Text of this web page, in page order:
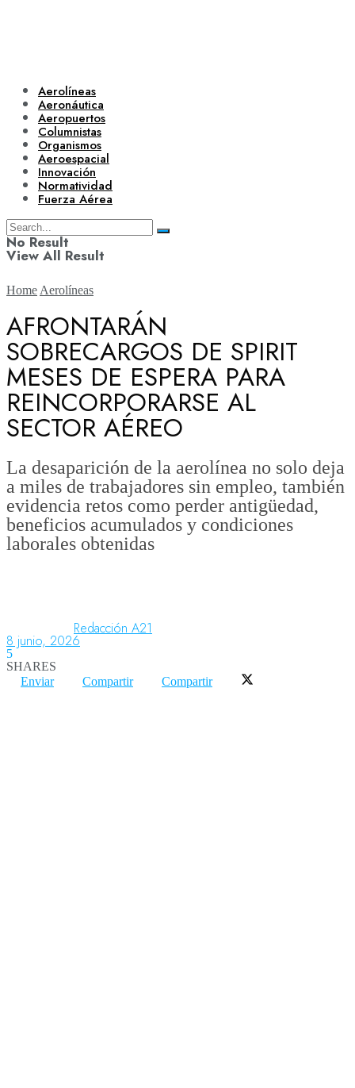
Aerolíneas
Aeronáutica
Aeropuertos
Columnistas
Organismos
Aeroespacial
Innovación
Normatividad
Fuerza Aérea
No Result
View All Result
Aerolíneas
Aeronáutica
Aeropuertos
Columnistas
Aeroespacial
Innovación
Home Aerolíneas
AFRONTARÁN
SOBRECARGOS DE SPIRIT
MESES DE ESPERA PARA
REINCORPORARSE AL
SECTOR AÉREO
La desaparición de la aerolínea no solo deja
a miles de trabajadores sin empleo, también
evidencia retos como perder antigüedad,
beneficios acumulados y condiciones
laborales obtenidas
Redacción A21
8 junio, 2026
5
SHARES
Enviar
Compartir Compartir